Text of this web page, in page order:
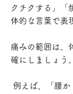
クチクする」「
体的な言葉で表
痛みの範囲は、
確にしましょう。